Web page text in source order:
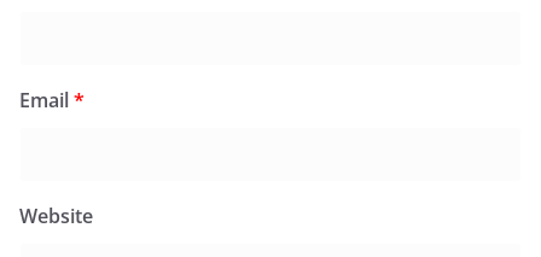
Email*
Website